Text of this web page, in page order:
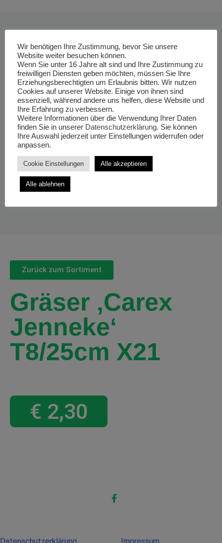
Zurück zum Sortiment
Gräser ‚Carex
Jenneke‘
T8/25cm X21
€ 2,30
Wir benötigen Ihre Zustimmung, bevor Sie unsere
Website weiter besuchen können.
Wenn Sie unter 16 Jahre alt sind und Ihre Zustimmung zu
freiwilligen Diensten geben möchten, müssen Sie Ihre
Erziehungsberechtigten um Erlaubnis bitten. Wir nutzen
Cookies auf unserer Website. Einige von ihnen sind
essenziell, während andere uns helfen, diese Website und
Ihre Erfahrung zu verbessern.
Weitere Informationen über die Verwendung Ihrer Daten
finden Sie in unserer Datenschutzerklärung. Sie können
Ihre Auswahl jederzeit unter Einstellungen widerrufen oder
anpassen.
Cookie Einstellungen Alle akzeptieren
Alle ablehnen